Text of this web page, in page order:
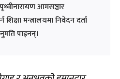
आमसञ्चार
शिक्षा मन्त्रालयमा निवेदन दर्ता
पाइनन्।